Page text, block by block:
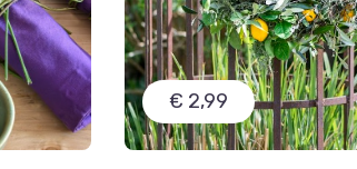
€ 2,99